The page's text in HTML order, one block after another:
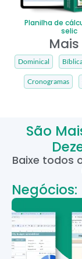
Planilha de
selic
Dominical
Cronogramas
São
Baixe todos
Negócios: